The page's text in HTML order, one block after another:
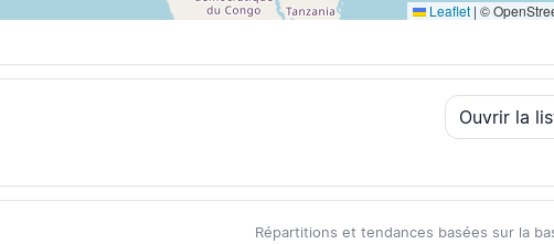
Leaflet | ©
Ouvrir la
Répartitions et tendances basées sur la